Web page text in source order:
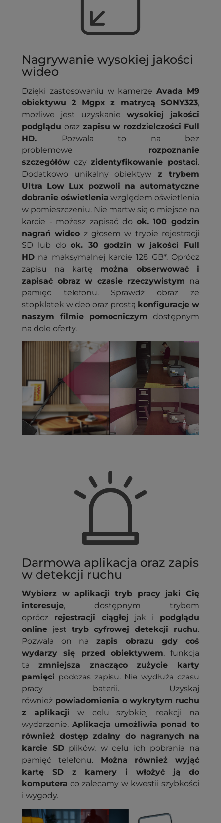
Nagrywanie wysokiej jakości
wideo
Dzięki zastosowaniu w kamerzeAvada M9
obiektywu 2 Mgpx z matrycą SONY323,
możliwe jest uzyskanie wysokiej jakości
podglądu oraz zapisu w rozdzielczości Full
HD.
Pozwala to na bez
problemowe rozpoznanie
szczegółów czyzidentyfikowanie postaci.
Dodatkowo unikalny obiektyw z trybem
Ultra Low Lux pozwoli na automatyczne
dobranie oświetlenia względem oświetlenia
w pomieszczeniu. Nie martw się o miejsce na
karcie - możesz zapisać do ok. 100 godzin
nagrań wideo z głosem w trybie rejestracji
SD lub dook. 30 godzin w jakości Full
HD na maksymalnej karcie 128 GB*. Oprócz
zapisu na kartę można obserwować i
zapisać obraz w czasie rzeczywistym na
pamięć telefonu. Sprawdź obraz ze
stopklatek wideo oraz prostą konfiguracje w
naszym filmie pomocniczym dostępnym
na dole oferty.
Darmowa aplikacja oraz zapis
w detekcji ruchu
Wybierz w aplikacji tryb pracy jaki Cię
interesuje, dostępnym trybem
oprócz rejestracji ciągłej jak i podglądu
online jest tryb cyfrowej detekcji ruchu.
Pozwala on na zapis obrazu gdy coś
wydarzy się przed obiektywem, funkcja
ta zmniejsza znacząco
zużycie karty
pamięci podczas zapisu. Nie wydłuża czasu
pracy baterii. Uzyskaj
również powiadomienia o wykrytym ruchu
z aplikacji w celu szybkiej reakcji na
wydarzenie. Aplikacja umożliwia ponad to
również dostęp zdalny do nagranych na
karcie SDplików, w celu ich pobrania na
pamięć telefonu.Można również wyjąć
kartę SD z kamery i włożyć ją do
komputera co zalecamy w kwestii szybkości
i wygody.